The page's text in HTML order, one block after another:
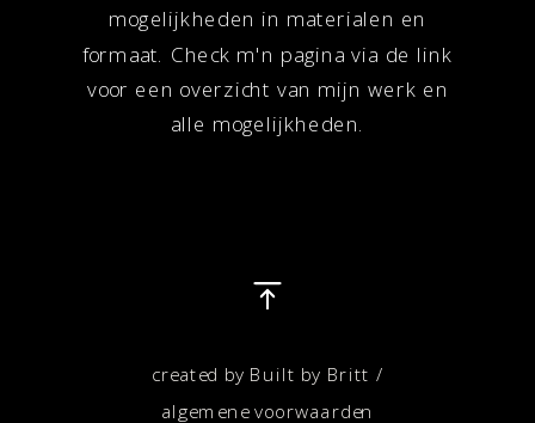
mogelijkheden in materialen en
formaat. Check m'n pagina via de link
voor een overzicht van mijn werk en
alle mogelijkheden.
created by Built by Britt /
algemene voorwaarden